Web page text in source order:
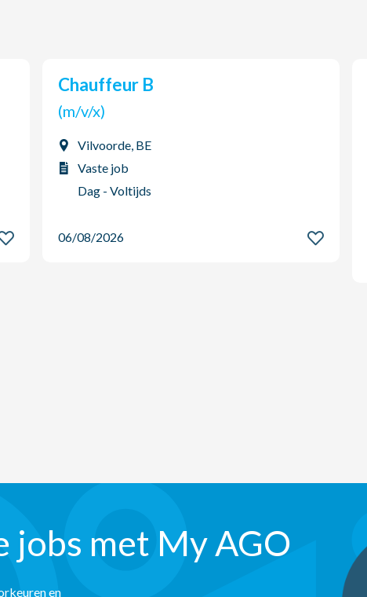
Chauffeur B
(m/v/x)
Vilvoorde, BE
Vaste job
Dag - Voltijds
06/08/2026
jobs met My AGO
en